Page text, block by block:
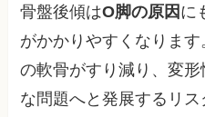
骨盤後傾はO脚の原因 に
がかかりやすくなりま
の軟骨がすり減り、変
な問題へと発展するリ